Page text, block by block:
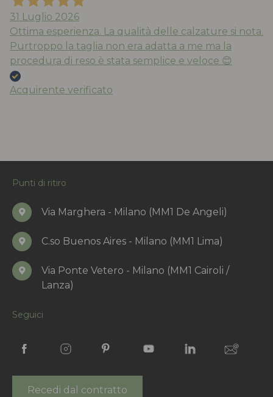
31 Luglio 2026
Ottima esperienza. La qualità delle calzature si nota.
Purtroppo la taglia non era adatta a me ma la
procedura di reso è stata semplice e veloce 😊
Acquirente verificato
Punti di ritiro
Via Marghera - Milano (MM1 De Angeli)
C.so Buenos Aires - Milano (MM1 Lima)
Via Ponte Vetero - Milano (MM1 Cairoli /
Lanza)
Seguici
Recedi dal contratto